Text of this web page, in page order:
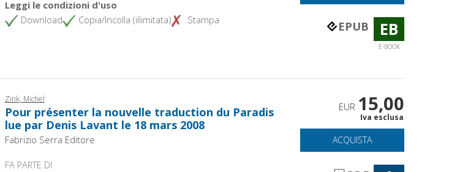
Leggi le condizioni d'uso
Download
Copia/Incolla (illimitata) Stampa EPUB EB
E-BOOK
Zink, Michel
Pour présenter la nouvelle traduction du Paradis
lue par Denis Lavant le 18 mars 2008
Fabrizio Serra Editore
FA PARTE DI
EUR 15,00
Iva esclusa
ACQUISTA